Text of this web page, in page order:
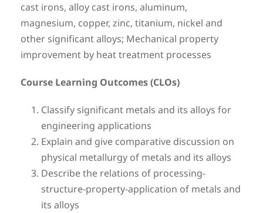
cast irons, alloy cast irons, aluminum,
magnesium, copper, zinc, titanium, nickel and
other significant alloys; Mechanical property
improvement by heat treatment processes
Course Learning Outcomes (CLOs)
Classify significant metals and its alloys for
engineering applications
Explain and give comparative discussion on
physical metallurgy of metals and its alloys
Describe the relations of processing-
structure-property-application of metals and
its alloys